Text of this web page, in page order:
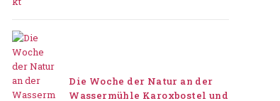
Die Woche der Natur an der
Wassermühle Karoxbostel und